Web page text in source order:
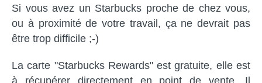
Si vous avez un Starbucks proche de chez vous,
ou à proximité de votre travail, ça ne devrait pas
être trop difficile ;-)
La carte "Starbucks Rewards" est gratuite, elle est